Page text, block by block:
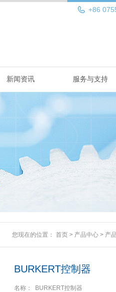
+86
新闻资讯 服务与支持
您现在的位置： 首页 > 产品中心 > 产
BURKERT控制器
名称： BURKERT控制器